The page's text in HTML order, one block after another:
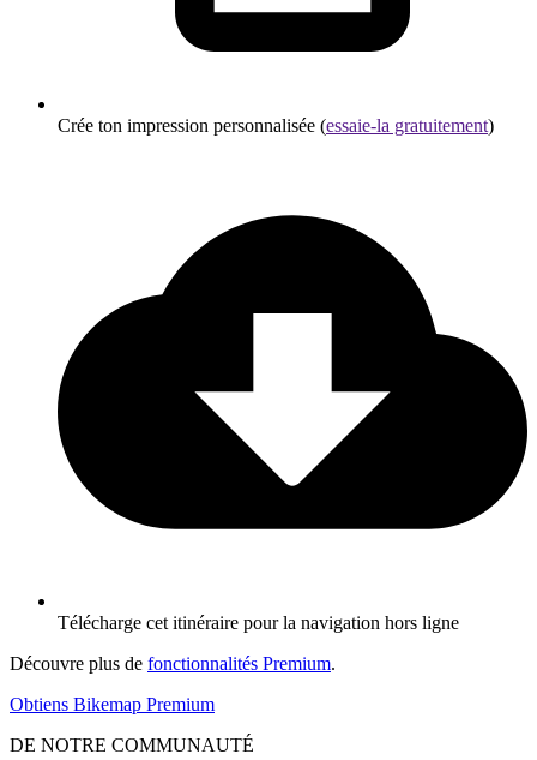
Crée ton impression personnalisée (essaie-la gratuitement)
Télécharge cet itinéraire pour la navigation hors ligne
Découvre plus de fonctionnalités Premium.
Obtiens Bikemap Premium
DE NOTRE COMMUNAUTÉ